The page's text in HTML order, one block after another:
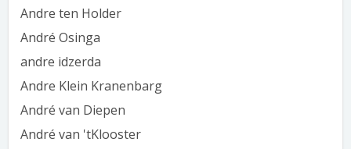
Andre ten Holder
André Osinga
andre idzerda
Andre Klein Kranenbarg
André van Diepen
André van 'tKlooster